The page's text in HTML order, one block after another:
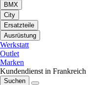
BMX
City
Ersatzteile
Ausrüstung
Werkstatt
Outlet
Marken
Kundendienst in Frankreich
Suchen